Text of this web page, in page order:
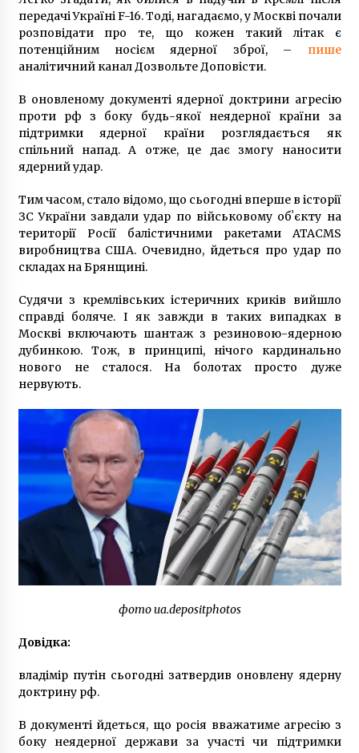
Втрачений Київ: бруківка як пам`ятник
собору часів Київської Русі
8 років ago
Под Киевом разгорается скандал с
львовским мусором (Фото)
10 років ago
звичному форматі
6 років ago
У зв’язку з пошкодженням мереж в будинках
на восьми вулицях немає води
Чоловікові, який намагався згвалтувати 19-
річну киянку, оголосили підозру
7 років ago
померлих від Covid-19
6 років ago
В КГГА повідомили, скільки буде коштувати
ремонт мосту Патона
5 років ago
передачі Україні F-16. Тоді, нагадаємо, у Москві почали
розповідати про те, що кожен такий літак є
потенційним носієм ядерної зброї, – пише
аналітичний канал Дозвольте Доповісти.
В оновленому документі ядерної доктрини агресію
проти рф з боку будь-якої неядерної країни за
підтримки ядерної країни розглядається як
спільний напад. А отже, це дає змогу наносити
ядерний удар.
Тим часом, стало відомо, що сьогодні вперше в історії
ЗС України завдали удар по військовому обʼєкту на
території Росії балістичними ракетами ATACMS
виробництва США. Очевидно, йдеться про удар по
складах на Брянщині.
Судячи з кремлівських істеричних криків вийшло
справді боляче. І як завжди в таких випадках в
Москві включають шантаж з резиновою-ядерною
дубинкою. Тож, в принципі, нічого кардинально
нового не сталося. На болотах просто дуже
нервують.
фото ua.depositphotos
Довідка:
владімір путін сьогодні затвердив оновлену ядерну
доктрину рф.
В документі йдеться, що росія вважатиме агресію з
боку неядерної держави за участі чи підтримки